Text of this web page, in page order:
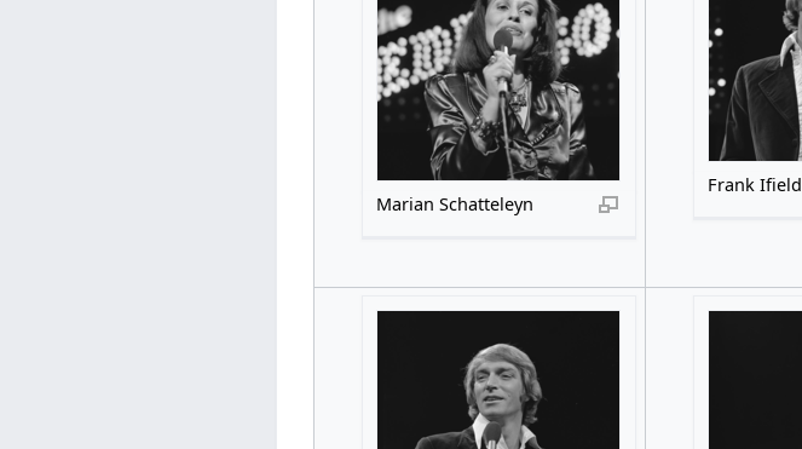
Marian Schatteleyn
Frank Ifield